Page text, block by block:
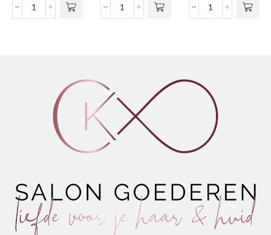
Wave
Strong
tot
Nº05
Deze optie